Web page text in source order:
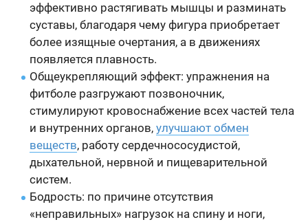
эффективно растягивать мышцы и разминать
суставы, благодаря чему фигура приобретает
более изящные очертания, а в движениях
появляется плавность.
Общеукрепляющий эффект: упражнения на
фитболе разгружают позвоночник,
стимулируют кровоснабжение всех частей тела
и внутренних органов,улучшают обмен
веществ, работу сердечнососудистой,
дыхательной, нервной и пищеварительной
систем.
Бодрость: по причине отсутствия
«неправильных» нагрузок на спину и ноги,